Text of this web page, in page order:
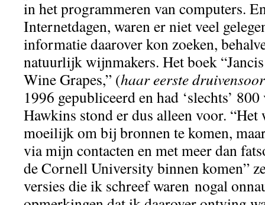
in het programmeren van computers.
Internetdagen, waren er niet veel
informatie daarover kon zoeken,
natuurlijk wijnmakers. Het boek
Wine Grapes,” (haar eerste
1996 gepubliceerd en had ‘slechts’
Hawkins stond er dus alleen voor.
moeilijk om bij bronnen te komen,
via mijn contacten en met meer dan
de Cornell University binnen komen”
versies die ik schreef waren nogal